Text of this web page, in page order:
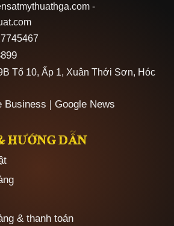
-
Tổ 10, Ấp 1, Xuân Thới Sơn, Hóc
Business Google News
HƯỚNG DẪN
& thanh toán